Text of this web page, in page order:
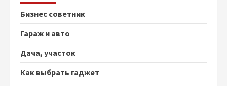
Бизнес советник
Гараж и авто
Дача, участок
Как выбрать гаджет